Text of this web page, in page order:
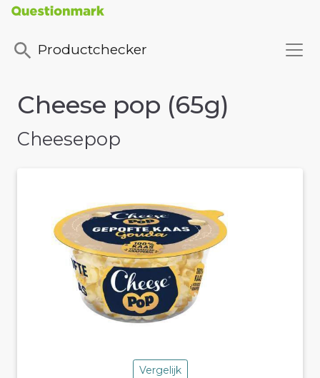
Productchecker
Cheese pop (65g)
Cheesepop
Vergelijk